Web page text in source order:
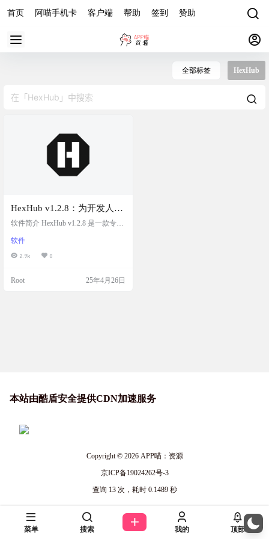
首页 阿喵手机卡 客户端 帮助 签到 赞助
全部标签 HexHub
HexHub v1.2.8：为开发人员
量身打造的一站式开发运维
据库、Docker 跨平台桌面客
户端
软件简介 HexHub v1.2.8 是一款专为
发运维工具，免费社区版即可满足
多种场景需求，支持 Windows、mac
快速导入导出；SSH、SFTP 功能支
软件
2.9k 0
Root 25年4月26日
本站由酷盾安全提供CDN加速服务
Copyright © 2026APP喵：资源
京ICP备19024262号-3
查询 13 次，耗时 0.1489 秒
菜单 搜索 我的 顶部